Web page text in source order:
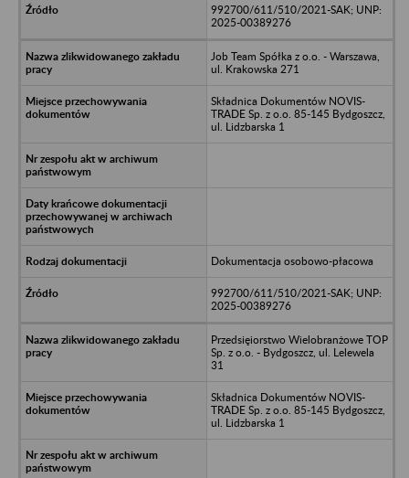
992700/611/510/2021-SAK; UNP:
2025-00389276
Job Team Spółka z o.o. - Warszawa,
ul. Krakowska 271
Składnica Dokumentów NOVIS-
TRADE Sp. z o.o. 85-145 Bydgoszcz,
ul. Lidzbarska 1
Dokumentacja osobowo-płacowa
992700/611/510/2021-SAK; UNP:
2025-00389276
Przedsięiorstwo Wielobranżowe TOP
Sp. z o.o. - Bydgoszcz, ul. Lelewela
31
Składnica Dokumentów NOVIS-
TRADE Sp. z o.o. 85-145 Bydgoszcz,
ul. Lidzbarska 1